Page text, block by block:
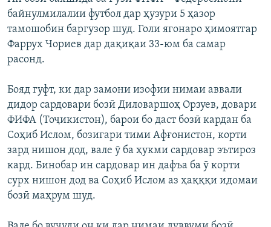
байнулмилалии футбол дар ҳузури 5 ҳазор
тамошобин баргузор шуд. Голи ягонаро ҳимоятгар
Фаррух Чориев дар дақиқаи 33-юм ба самар
расонд.
Бояд гуфт, ки дар замони изофии нимаи аввали
дидор сардовари бозӣ Диловаршоҳ Орзуев, довари
ФИФА (Тоҷикистон), барои бо даст бозӣ кардан ба
Соҳиб Ислом, бозигари тими Афғонистон, корти
зард нишон дод, вале ӯ ба ҳукми сардовар эътироз
кард. Бинобар ин сардовар ин дафъа ба ӯ корти
сурх нишон дод ва Соҳиб Ислом аз ҳақққи идомаи
бозӣ маҳрум шуд.